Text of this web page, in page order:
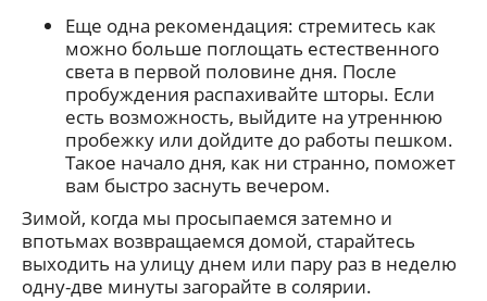
Еще одна рекомендация: стремитесь как
можно больше поглощать естественного
света в первой половине дня. После
пробуждения распахивайте шторы. Если
есть возможность, выйдите на утреннюю
пробежку или дойдите до работы пешком.
Такое начало дня, как ни странно, поможет
вам быстро заснуть вечером.
Зимой, когда мы просыпаемся затемно и
впотьмах возвращаемся домой, старайтесь
выходить на улицу днем или пару раз в неделю
одну-две минуты загорайте в солярии.